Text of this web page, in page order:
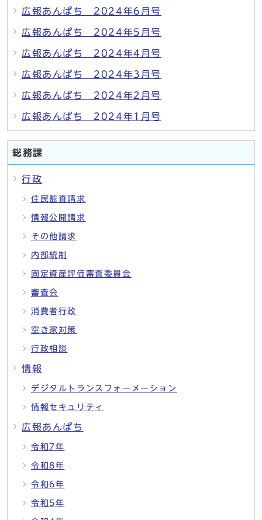
広報あんぱち 2024年6月号
広報あんぱち 2024年5月号
広報あんぱち 2024年4月号
広報あんぱち 2024年3月号
広報あんぱち 2024年2月号
広報あんぱち 2024年1月号
総務課
行政
住民監査請求
情報公開請求
その他請求
内部統制
固定資産評価審査委員会
審査会
消費者行政
空き家対策
行政相談
情報
デジタルトランスフォーメーション
情報セキュリティ
広報あんぱち
令和7年
令和8年
令和6年
令和5年